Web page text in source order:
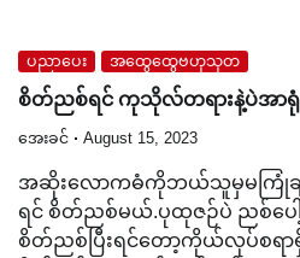
ပညာပေး အထွေထွေဗဟုသုတ
စိတ်ညစ်ရင် ကုသိုလ်တရားနဲ့ပဲအာရုံပ
အေးခင် August 15, 2023
အဆိုးလောကဓံကိုဘယ်သူမှမကြုံချ
ရင် စိတ်ညစ်မယ်.ပုထုဇဉ်ပဲ ညစ်ပေ
စိတ်ညစ်ပြီးရင်တော့ကိုယ်လုပ်စရ